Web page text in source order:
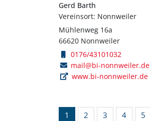
Gerd Barth
Vereinsort: Nonnweiler
Mühlenweg 16a
66620 Nonnweiler
0176/43101032
mail@bi-nonnweiler.de
www.bi-nonnweiler.de
1 2 3 4 5